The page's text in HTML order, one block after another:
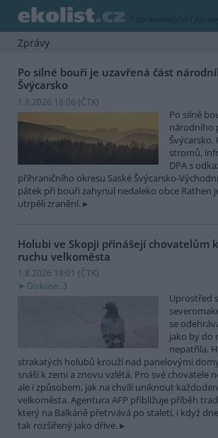
/ zpravodajství / zprávy
Zprávy
Po silné bouři je uzavřená část
Švýcarsko
1.8.2026 18:06 (ČTK)
Po silné
národního
Švýcarsko.
stromů,
DPA s
příhraničního okresu Saské Švýcarsko-
pátek při bouři zahynul nedaleko obce Rathen
utrpěli zranění.
Holubi ve Skopji přinášejí chovatelům
ruchu velkoměsta
1.8.2026 18:01 (ČTK)
Diskuse: 3
Uprostřed
se
jako by do
nepatřila.
strakatých holubů krouží nad panelovými
snáší k zemi a znovu vzlétá. Pro své chovatele
ale i způsobem, jak na chvíli uniknout
velkoměsta. Agentura AFP přibližuje příběh
který na Balkáně přetrvává po staletí, i když
tak rozšířený jako dříve.